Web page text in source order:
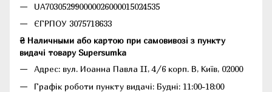
UA703052990000026000015024535
ЄГРПОУ 3075718633
₴ Наличными або картою при самовивозі з пункту
видачі товару Supersumka
Адрес: вул. Иоанна Павла II, 4/6 корп. В, Київ, 02000
Графік роботи пункту видачі: Будні: 11:00-18:00